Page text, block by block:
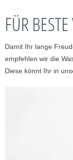
FÜR
Damit Ihr lange
empfehlen wir die
Diese könnt Ihr in